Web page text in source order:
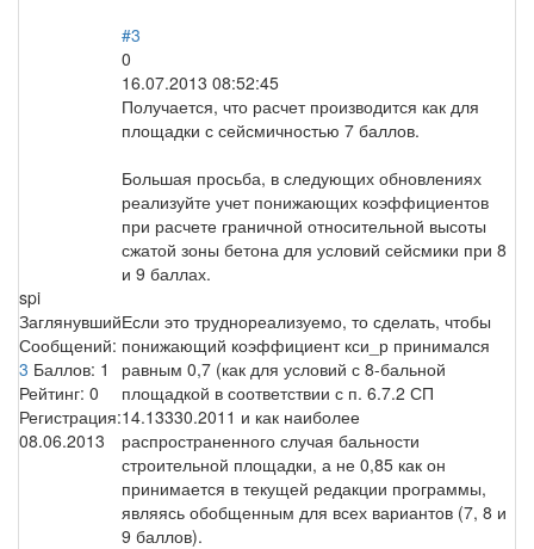
spi
Заглянувший
Сообщений:
3 Баллов: 1
Рейтинг: 0
Регистрация:
08.06.2013
#3
0
16.07.2013 08:52:45
Получается, что расчет производится как для
площадки с сейсмичностью 7 баллов.
Большая просьба, в следующих обновлениях
реализуйте учет понижающих коэффициентов
при расчете граничной относительной высоты
сжатой зоны бетона для условий сейсмики при 8
и 9 баллах.
Если это труднореализуемо, то сделать, чтобы
понижающий коэффициент кси_р принимался
равным 0,7 (как для условий с 8-бальной
площадкой в соответствии с п. 6.7.2 СП
14.13330.2011 и как наиболее
распространенного случая бальности
строительной площадки, а не 0,85 как он
принимается в текущей редакции программы,
являясь обобщенным для всех вариантов (7, 8 и
9 баллов).